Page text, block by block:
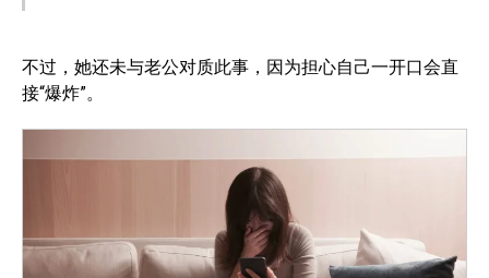
不过，她还未与老公对质此事，因为担心自己一开口会直
接“爆炸”。